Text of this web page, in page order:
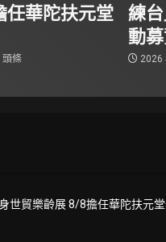
任華陀扶元堂
頭條
練
動
2026
世貿樂齡展 8/8擔任華陀扶元堂